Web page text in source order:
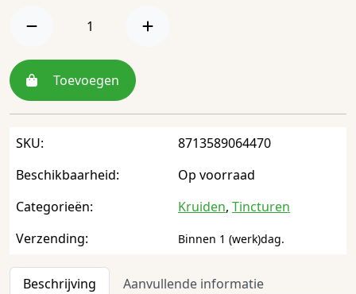
Toevoegen
SKU:
8713589064470
Beschikbaarheid:
Op voorraad
Categorieën:
Kruiden, Tincturen
Verzending:
Binnen 1 (werk)dag.
Beschrijving Aanvullende informatie